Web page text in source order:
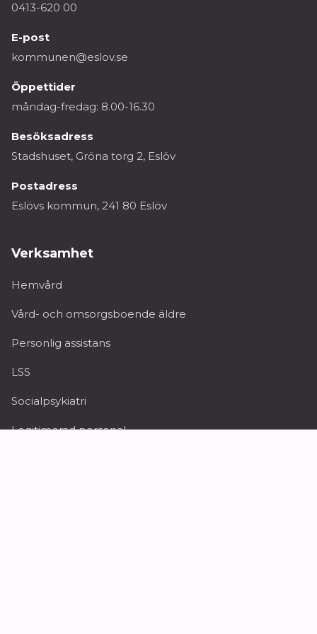
0413-620 00
E-post
kommunen@eslov.se
Öppettider
måndag-fredag: 8.00-16.30
Besöksadress
Stadshuset, Gröna torg 2, Eslöv
Postadress
Eslövs kommun, 241 80 Eslöv
Verksamhet
Hemvård
Vård- och omsorgsboende äldre
Personlig assistans
LSS
Socialpsykiatri
Legitimerad personal